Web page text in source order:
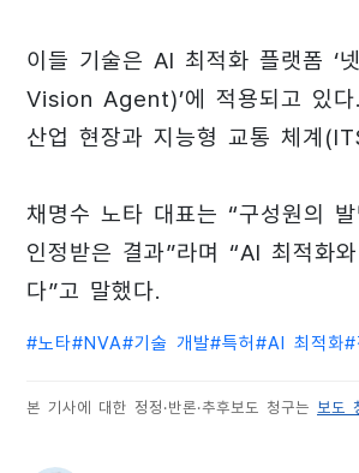
이들 기술은 AI 최적화 플랫폼 ‘
Vision Agent)’에 적용되고 있
산업 현장과 지능형 교통 체계
채명수 노타 대표는 “구성원의
인정받은 결과”라며 “AI 최적화
다”고 말했다.
#노타#NVA#기술 개발#특허 #AI 최적화#
본 기사에 대한 정정·반론·추후보도 청구는 보도